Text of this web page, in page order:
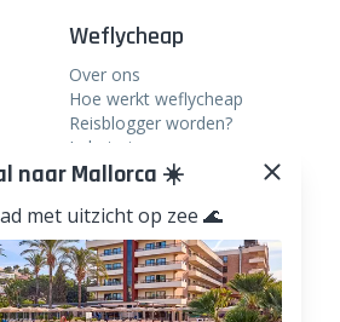
Weflycheap
Over ons
Hoe werkt weflycheap
Reisblogger worden?
In het nieuws
Veelgestelde vragen
Volg ons
Facebook
Instagram
naar Mallorca ☀️
met uitzicht op zee 🌊